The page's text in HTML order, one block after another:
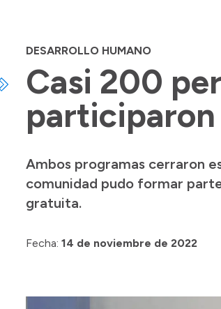
DESARROLLO HUMANO
Casi 200
participaron
Ambos programas cerraron
comunidad pudo formar
gratuita.
Fecha: 14 de noviembre de 2022